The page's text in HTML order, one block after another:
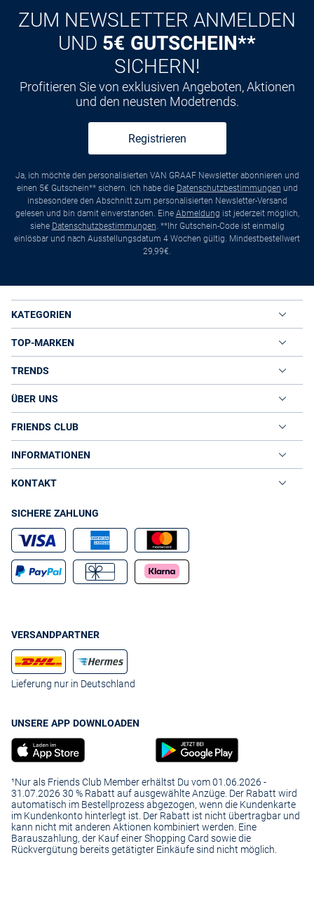
ZUM NEWSLETTER ANMELDEN
UND 5€ GUTSCHEIN**
SICHERN!
Profitieren Sie von exklusiven Angeboten, Aktionen
und den neusten Modetrends.
Registrieren
Ja, ich möchte den personalisierten VAN GRAAF Newsletter abonnieren und
einen 5€ Gutschein** sichern. Ich habe die Datenschutzbestimmungen und
insbesondere den Abschnitt zum personalisierten Newsletter-Versand
gelesen und bin damit einverstanden. Eine Abmeldung ist jederzeit möglich,
siehe Datenschutzbestimmungen. **Ihr Gutschein-Code ist einmalig
einlösbar und nach Ausstellungsdatum 4 Wochen gültig. Mindestbestellwert
29,99€.
KATEGORIEN
TOP-MARKEN
TRENDS
ÜBER UNS
FRIENDS CLUB
INFORMATIONEN
KONTAKT
SICHERE ZAHLUNG
VERSANDPARTNER
Lieferung nur in Deutschland
UNSERE APP DOWNLOADEN
¹Nur als Friends Club Member erhältst Du vom 01.06.2026 -
31.07.2026 30 % Rabatt auf ausgewählte Anzüge. Der Rabatt wird
automatisch im Bestellprozess abgezogen, wenn die Kundenkarte
im Kundenkonto hinterlegt ist. Der Rabatt ist nicht übertragbar und
kann nicht mit anderen Aktionen kombiniert werden. Eine
Barauszahlung, der Kauf einer Shopping Card sowie die
Rückvergütung bereits getätigter Einkäufe sind nicht möglich.